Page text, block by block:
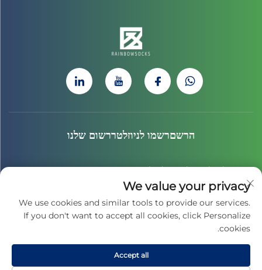
הרשםרשמו לניוזלטררשום שלנו
הצטרף לניוזלטר שלנו כדי לקבל את החדשות האחרונות, העדכונים
והתובנות מהצוות שלנו.
We value your privacy
We use cookies and similar tools to provide our services.
If you don't want to accept all cookies, click Personalize
cookies.
Accept all